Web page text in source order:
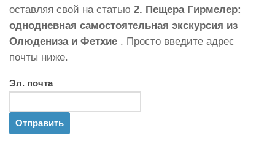
оставляя свой на статью 2. Пещера Гирмелер:
однодневная самостоятельная экскурсия из
Олюдениза и Фетхие . Просто введите адрес
почты ниже.
Эл. почта